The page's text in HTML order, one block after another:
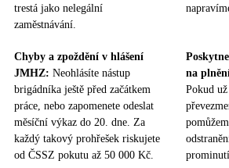
trestá jako nelegální
zaměstnávání.
Chyby a zpoždění v hlášení
JMHZ: Neohlásíte nástup
brigádníka ještě před začátkem
práce, nebo zapomenete odeslat
měsíční výkaz do 20. dne. Za
každý takový prohřešek riskujete
od ČSSZ pokutu až 50 000 Kč.
na
Pokud